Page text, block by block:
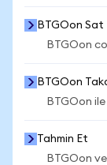
BTGOon Sat
BTGOon
BTGOon
BTGOon
Tahmin Et
BTGOon